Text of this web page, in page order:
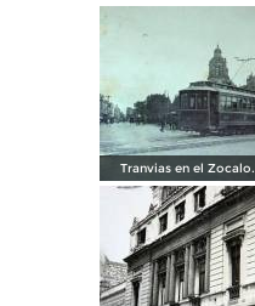
Tranvias en el Zocalo.